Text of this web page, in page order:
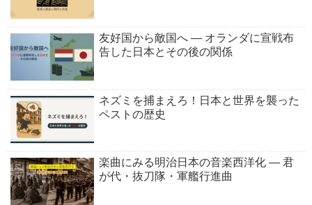
友好国から敵国へ ― オランダに宣戦布
告した日本とその後の関係
ネズミを捕まえろ！日本と世界を襲った
ペストの歴史
楽曲にみる明治日本の音楽西洋化 ― 君
が代・抜刀隊・軍艦行進曲